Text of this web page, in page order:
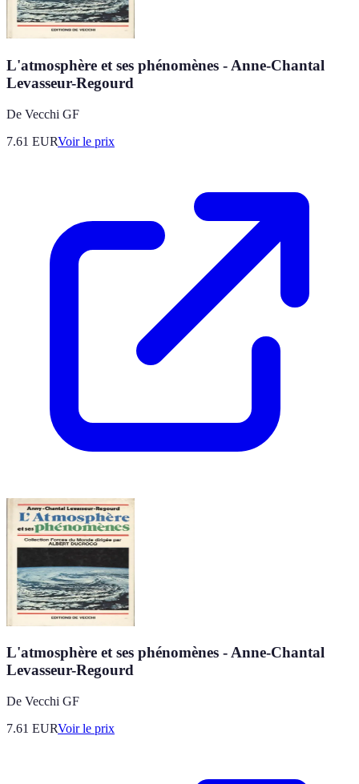
L'atmosphère et ses phénomènes - Anne-Chantal
Levasseur-Regourd
De Vecchi GF
7.61 EURVoir le prix
L'atmosphère et ses phénomènes - Anne-Chantal
Levasseur-Regourd
De Vecchi GF
7.61 EURVoir le prix